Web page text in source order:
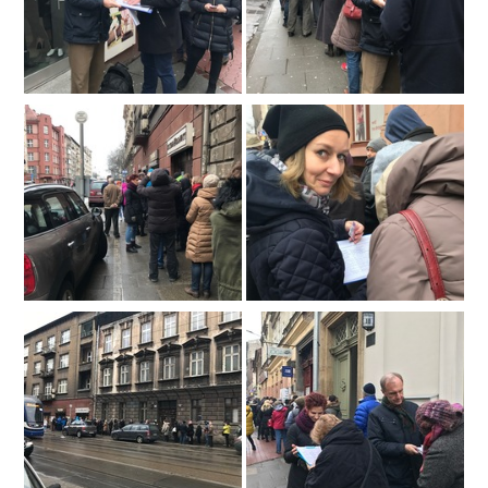
Media o mnie - wywiady, artykuły
Mój videoblog
Podsumowania kadencji Senatu
Dla mediów
Interwencje senatorskie
Moje pasje
Kontakt